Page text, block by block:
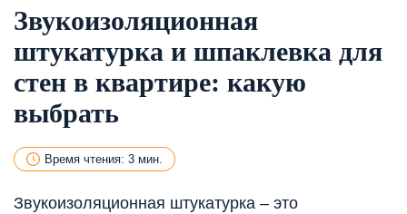
Звукоизоляционная
штукатурка и шпаклевка для
стен в квартире: какую
выбрать
Время чтения: 3 мин.
Звукоизоляционная штукатурка – это